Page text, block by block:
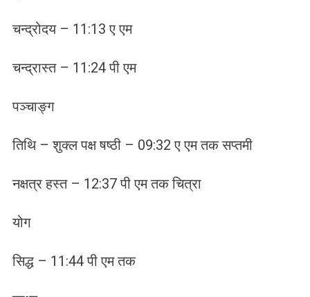
चन्द्रोदय – 11:13 ए एम
चन्द्रास्त – 11:24 पी एम
पञ्चाङ्ग
तिथि – शुक्ल पक्ष षष्ठी – 09:32 ए एम तक सप्तमी
नक्षत्र हस्त – 12:37 पी एम तक चित्रा
योग
सिद्ध – 11:44 पी एम तक